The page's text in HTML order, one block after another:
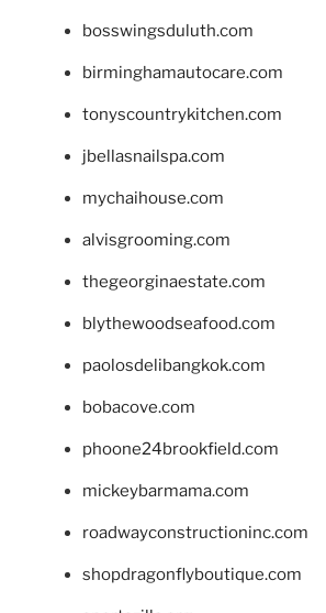
bosswingsduluth.com
birminghamautocare.com
tonyscountrykitchen.com
jbellasnailspa.com
mychaihouse.com
alvisgrooming.com
thegeorginaestate.com
blythewoodseafood.com
paolosdelibangkok.com
bobacove.com
phoone24brookfield.com
mickeybarmama.com
roadwayconstructioninc.com
shopdragonflyboutique.com